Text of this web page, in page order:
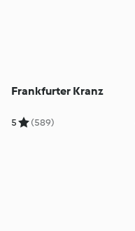
Frankfurter Kranz
5 (589)